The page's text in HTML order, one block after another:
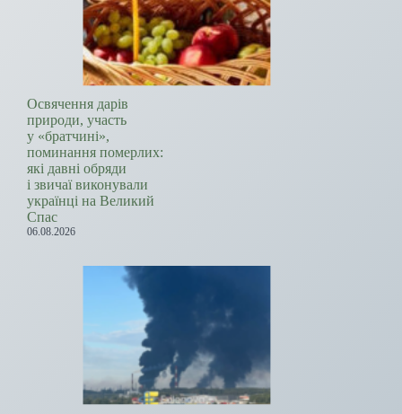
Освячення дарів
природи, участь
у «братчині»,
поминання померлих:
які давні обряди
і звичаї виконували
українці на Великий
Спас
06.08.2026